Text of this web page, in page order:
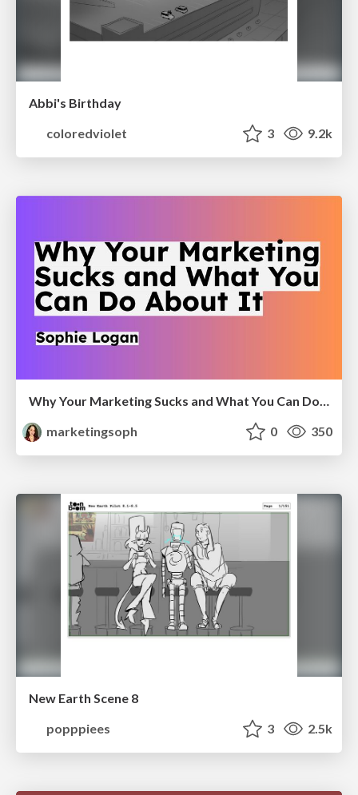
Abbi's Birthday
coloredviolet
3 9.2k
Why Your Marketing Sucks and What You Can Do About It - Sophie Logan
marketingsoph
0 350
New Earth Scene 8
popppiees
3 2.5k